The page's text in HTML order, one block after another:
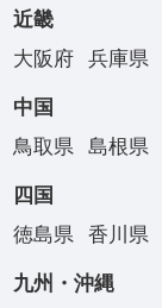
近畿
大阪府
兵庫県
中国
鳥取県
島根県
四国
徳島県
香川県
九州・沖縄